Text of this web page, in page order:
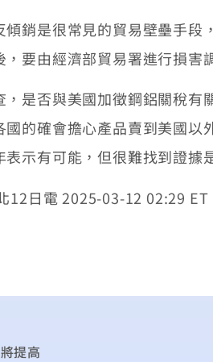
銷是很常見的貿易壁壘手
要由經濟部貿易署進行損害
是否與美國加徵鋼鋁關稅
的確會擔心產品賣到美國
示有可能，但很難找到證據
12日電 2025-03-12 02:29 ET
提高